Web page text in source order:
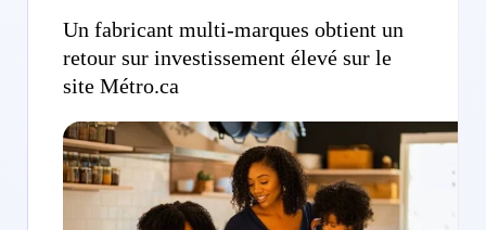
Un fabricant multi-marques obtient un
retour sur investissement élevé sur le
site Métro.ca